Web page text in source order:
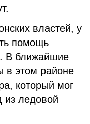
властей, у
помощь
В ближайшие
в этом районе
который мог
из ледовой